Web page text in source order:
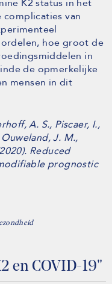
K2 status in het
van
hoe groot de
in
de opmerkelijke
mensen in dit
A. S., Piscaer, I.,
J. M.,
Reduced
prognostic
en COVID-19"